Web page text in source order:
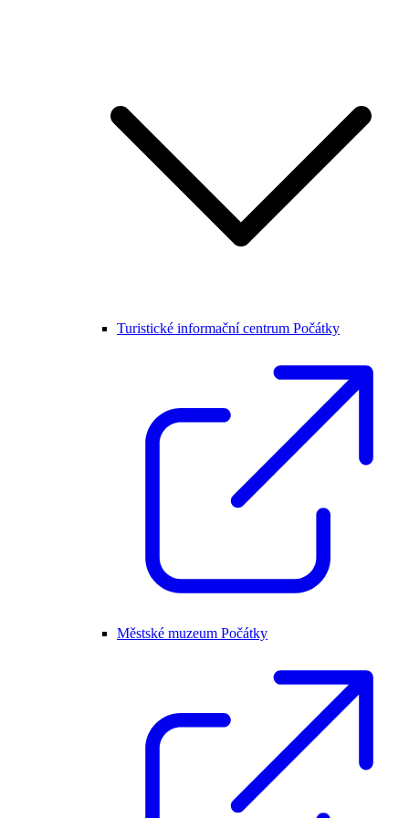
Turistické informační centrum Počátky
Městské muzeum Počátky